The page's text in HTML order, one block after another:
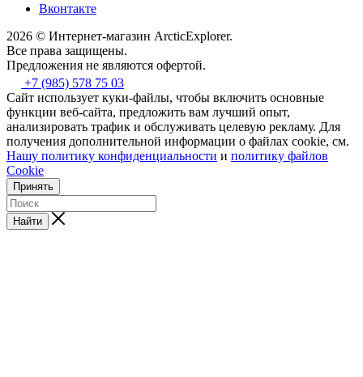
Вконтакте
2026 © Интернет-магазин АrcticExplorer.
Все права защищены.
Предложения не являются офертой.
+7 (985) 578 75 03
Сайт использует куки-файлы, чтобы включить основные
функции веб-сайта, предложить вам лучший опыт,
анализировать трафик и обслуживать целевую рекламу. Для
получения дополнительной информации о файлах cookie, см.
Нашу политику конфиденциальности и политику файлов
Cookie
Принять
Найти